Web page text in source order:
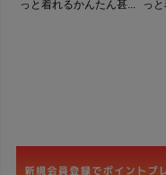
っと着れるかんたん甚...
っ